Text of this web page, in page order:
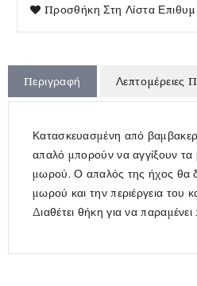
Προσθήκη Στη Λίστα
Περιγραφή Λεπτομέρειες
Κατασκευασμένη από
απαλό μπορούν να αγγίξουν τα
μωρού. Ο απαλός της ήχος θα
μωρού και την περιέργεια του
Διαθέτει θήκη για να